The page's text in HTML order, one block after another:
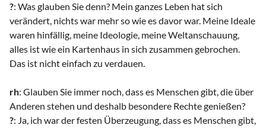
?: Was glauben Sie denn? Mein ganzes Leben hat sich
verändert, nichts war mehr so wie es davor war. Meine Ideale
waren hinfällig, meine Ideologie, meine Weltanschauung,
alles ist wie ein Kartenhaus in sich zusammen gebrochen.
Das ist nicht einfach zu verdauen.
rh: Glauben Sie immer noch, dass es Menschen gibt, die über
Anderen stehen und deshalb besondere Rechte genießen?
?: Ja, ich war der festen Überzeugung, dass es Menschen gibt,